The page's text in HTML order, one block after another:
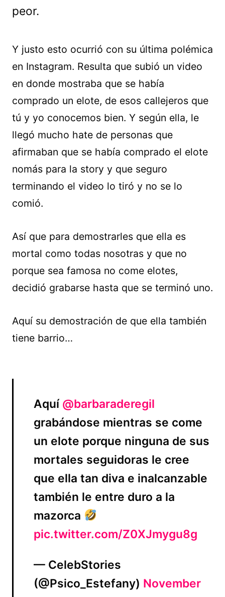
peor.
Y justo esto ocurrió con su última polémica
en Instagram. Resulta que subió un video
en donde mostraba que se había
comprado un elote, de esos callejeros que
tú y yo conocemos bien. Y según ella, le
llegó mucho hate de personas que
afirmaban que se había comprado el elote
nomás para la story y que seguro
terminando el video lo tiró y no se lo
comió.
Así que para demostrarles que ella es
mortal como todas nosotras y que no
porque sea famosa no come elotes,
decidió grabarse hasta que se terminó uno.
Aquí su demostración de que ella también
tiene barrio…
Aquí @barbaraderegil
grabándose mientras se come
un elote porque ninguna de sus
mortales seguidoras le cree
que ella tan diva e inalcanzable
también le entre duro a la
mazorca
pic.twitter.com/Z0XJmygu8g
— CelebStories
(@Psico_Estefany) November